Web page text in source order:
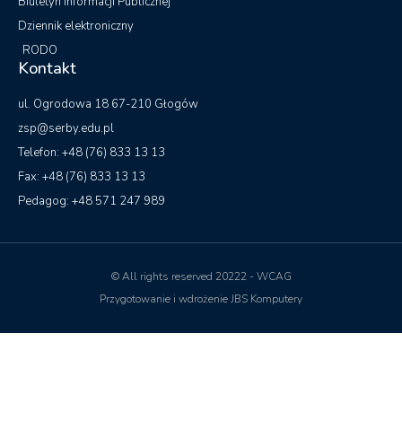
Dziennik elektroniczny
RODO
Kontakt
ul. Ogrodowa 18 67-210 Głogów
zsp@serby.edu.pl
Telefon: +48 (76) 833 13 13
Fax: +48 (76) 833 13 13
Pedagog: +48 571 247 989
© All rights reserved 20222 - WCAG
Przygotowanie i wdrożenie JBS Komputery